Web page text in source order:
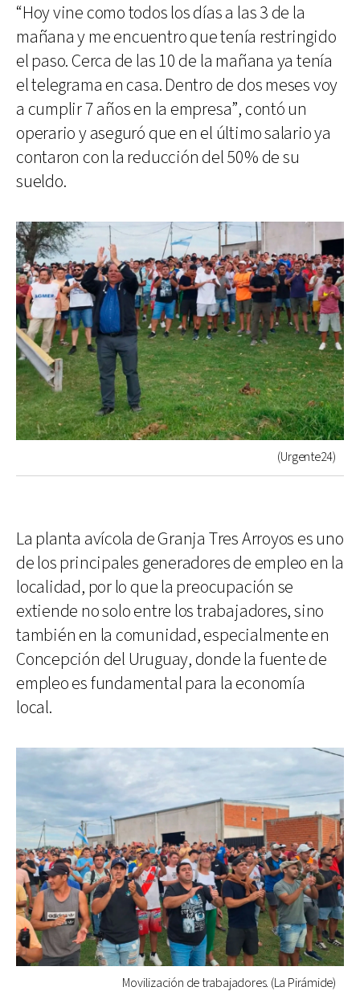
“Hoy vine como todos los días a las 3 de la
mañana y me encuentro que tenía restringido
el paso. Cerca de las 10 de la mañana ya tenía
el telegrama en casa. Dentro de dos meses voy
a cumplir 7 años en la empresa”, contó un
operario y aseguró que en el último salario ya
contaron con la reducción del 50% de su
sueldo.
(Urgente24)
La planta avícola de Granja Tres Arroyos es uno
de los principales generadores de empleo en la
localidad, por lo que la preocupación se
extiende no solo entre los trabajadores, sino
también en la comunidad, especialmente en
Concepción del Uruguay, donde la fuente de
empleo es fundamental para la economía
local.
Movilización de trabajadores. (La Pirámide)